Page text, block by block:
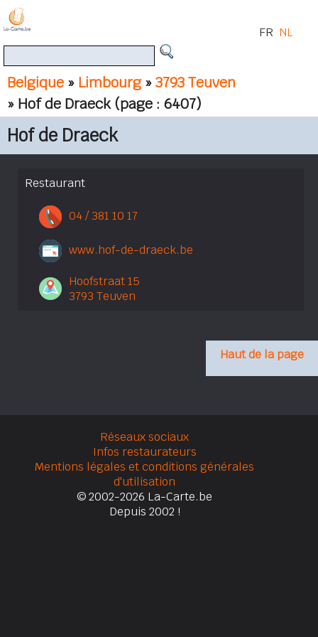
Belgique » Limbourg»3793 Teuven
» Hof de Draeck (page : 6407)
FR NL
Hof de Draeck
Restaurant
04 / 381 10 17
www.hof-de-draeck.be
Hoofstraat 15
3793 Teuven
Haut de la page
Réseaux sociaux
Infos restaurateurs
Mentions légales et conditions générales
d'utilisation
© 2002-2026 La-Carte.be
Depuis 2002 !